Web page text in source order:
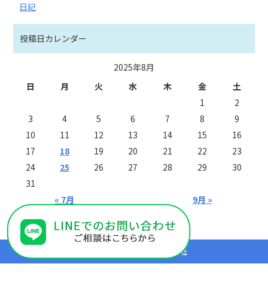
日記
投稿日カレンダー
2025年8月
日
月 火 水 木 金 土
« 7月 9月 »
1
2
3
4 5 6 7 8
9
10
11 12 13 14 15
16
17
18 19 20 21 22
23
24
25 26 27 28 29
30
31
Copyright (C) KATO総建株式会社